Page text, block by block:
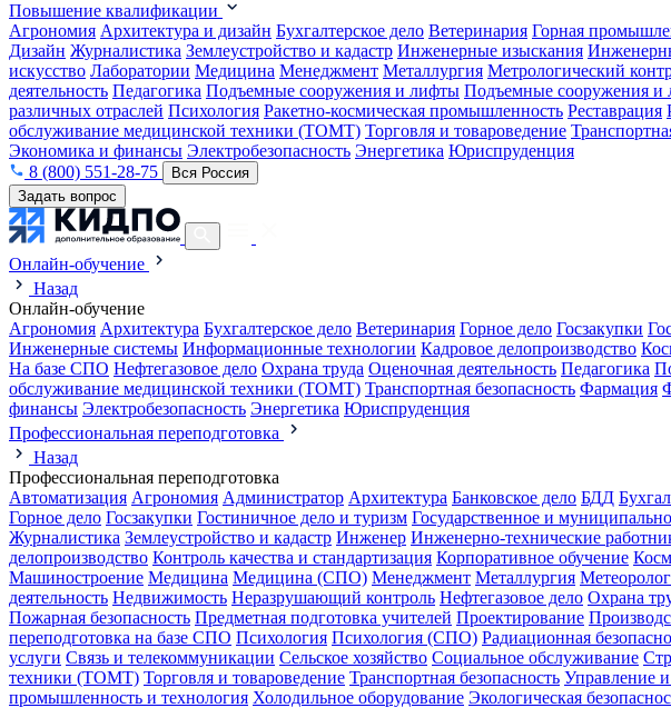
Повышение квалификации
Агрономия Архитектура и дизайн Бухгалтерское дело Ветеринария Горная
Дизайн Журналистика Землеустройство и кадастр Инженерные изыскания
искусство Лаборатории Медицина Менеджмент Металлургия Метрологический
деятельность Педагогика Подъемные сооружения и лифты Подъемные сооружения и
различных отраслей Психология Ракетно-космическая промышленность Реставрация
обслуживание медицинской техники (ТОМТ) Торговля и товароведение
Экономика и финансы Электробезопасность Энергетика Юриспруденция
8 (800) 551-28-75
Вся Россия
Задать вопрос
Онлайн-обучение
Назад
Онлайн-обучение
Агрономия Архитектура Бухгалтерское дело Ветеринария Горное дело Госзакупки
Инженерные системы Информационные технологии Кадровое делопроизводство
На базе СПО Нефтегазовое дело Охрана труда Оценочная деятельность Педагогика
обслуживание медицинской техники (ТОМТ) Транспортная безопасность Фармация
финансы Электробезопасность Энергетика Юриспруденция
Профессиональная переподготовка
Назад
Профессиональная переподготовка
Автоматизация Агрономия Администратор Архитектура Банковское дело БДД
Горное дело Госзакупки Гостиничное дело и туризм Государственное и
Журналистика Землеустройство и кадастр Инженер Инженерно-технические
делопроизводство Контроль качества и стандартизация Корпоративное обучение
Машиностроение Медицина Медицина (СПО) Менеджмент Металлургия
деятельность Недвижимость Неразрушающий контроль Нефтегазовое дело Охрана
Пожарная безопасность Предметная подготовка учителей Проектирование
переподготовка на базе СПО Психология Психология (СПО) Радиационная
услуги Связь и телекоммуникации Сельское хозяйство Социальное обслуживание
техники (ТОМТ) Торговля и товароведение Транспортная безопасность Управление
промышленность и технология Холодильное оборудование Экологическая